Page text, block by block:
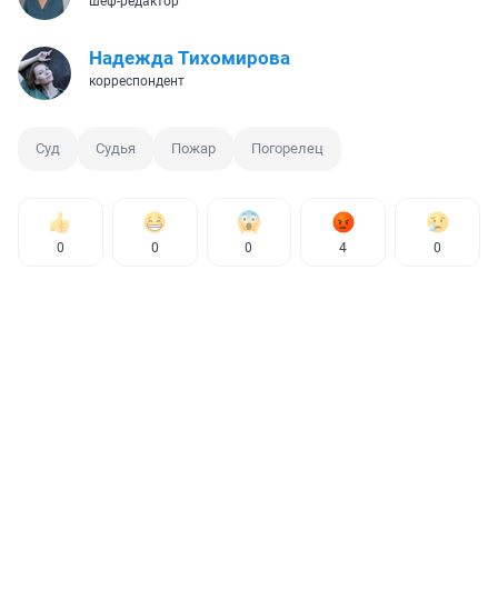
Надежда Тихомирова
корреспондент
Суд Судья Пожар Погорелец
0 0 0 4 0